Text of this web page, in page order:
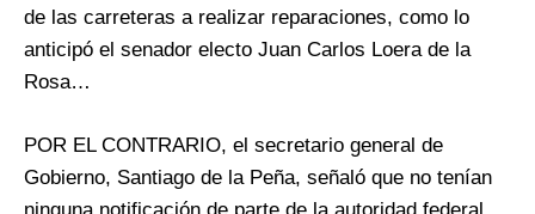
de las carreteras a realizar reparaciones, como lo
anticipó el senador electo Juan Carlos Loera de la
Rosa…
POR EL CONTRARIO, el secretario general de
Gobierno, Santiago de la Peña, señaló que no tenían